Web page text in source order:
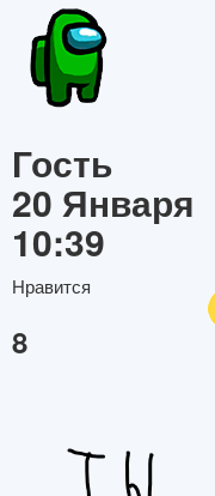
Гость
20 Января
10:39
Нравится
8